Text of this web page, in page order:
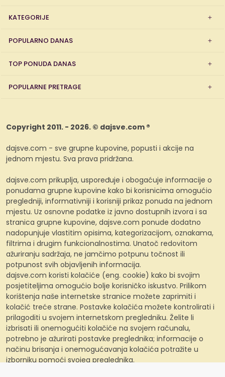
KATEGORIJE
POPULARNO DANAS
TOP PONUDA DANAS
POPULARNE PRETRAGE
Copyright 2011. - 2026. © dajsve.com ®
dajsve.com - sve grupne kupovine, popusti i akcije na
jednom mjestu. Sva prava pridržana.
dajsve.com prikuplja, uspoređuje i obogaćuje informacije o
ponudama grupne kupovine kako bi korisnicima omogućio
pregledniji, informativniji i korisniji prikaz ponuda na jednom
mjestu. Uz osnovne podatke iz javno dostupnih izvora i sa
stranica grupne kupovine, dajsve.com ponude dodatno
nadopunjuje vlastitim opisima, kategorizacijom, oznakama,
filtrima i drugim funkcionalnostima. Unatoč redovitom
ažuriranju sadržaja, ne jamčimo potpunu točnost ili
potpunost svih objavljenih informacija.
dajsve.com koristi kolačiće (eng. cookie) kako bi svojim
posjetiteljima omogućio bolje korisničko iskustvo. Prilikom
korištenja naše internetske stranice možete zaprimiti i
kolačić treće strane. Postavke kolačića možete kontrolirati i
prilagoditi u svojem internetskom pregledniku. Želite li
izbrisati ili onemogućiti kolačiće na svojem računalu,
potrebno je ažurirati postavke preglednika; informacije o
načinu brisanja i onemogućavanja kolačića potražite u
izborniku pomoći svojeg preglednika.